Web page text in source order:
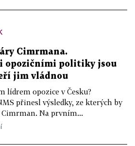
Cimrmana.
opozičními politiky jsou
jim vládnou
lídrem opozice v Česku?
přinesl výsledky, ze kterých by
Na prvním...